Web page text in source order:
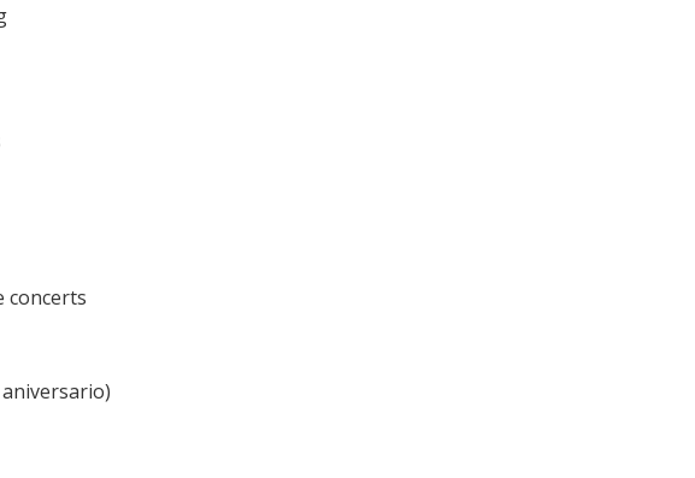
concerts